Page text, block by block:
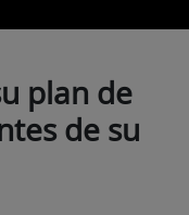
plan de
de su